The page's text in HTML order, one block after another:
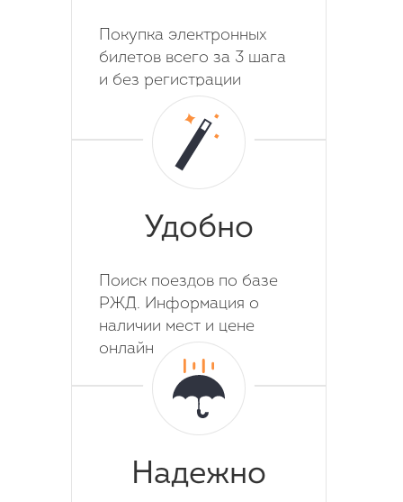
Покупка электронных
билетов всего за 3 шага
и без регистрации
Удобно
Поиск поездов по базе
РЖД. Информация о
наличии мест и цене
онлайн
Надежно